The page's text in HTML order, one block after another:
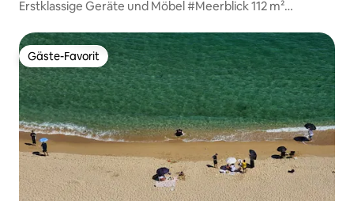
Erstklassige Geräte und Möbel #Meerblick 112 m²
Unterkunft #Sokcho Patteon #Zum Verkauf
Gäste-Favorit
Gäste-Favorit